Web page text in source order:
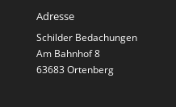
Adresse
Schilder Bedachungen
Am Bahnhof 8
63683 Ortenberg